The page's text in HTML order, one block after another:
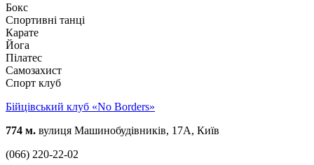
Бокс
Спортивні танці
Карате
Йога
Пілатес
Самозахист
Спорт клуб
Бійцівський клуб «No Borders»
774 м. вулиця Машинобудівників, 17А, Київ
(066) 220-22-02